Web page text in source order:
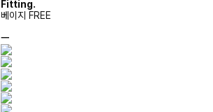
Fitting.
베이지 FREE
ㅡ